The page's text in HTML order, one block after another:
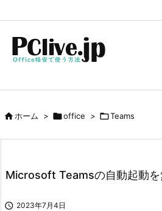
ホーム > office > Teams
Microsoft Teamsの自動起動を
 2023年7月4日